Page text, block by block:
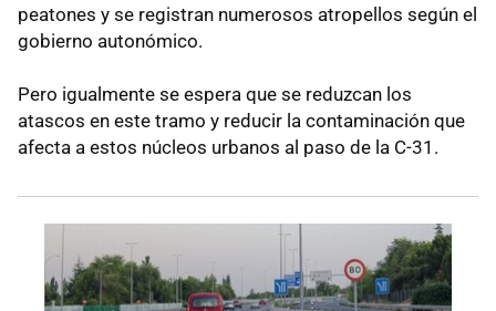
peatones y se registran numerosos atropellos según el
gobierno autonómico.
Pero igualmente se espera que se reduzcan los
atascos en este tramo y reducir la contaminación que
afecta a estos núcleos urbanos al paso de la C-31.